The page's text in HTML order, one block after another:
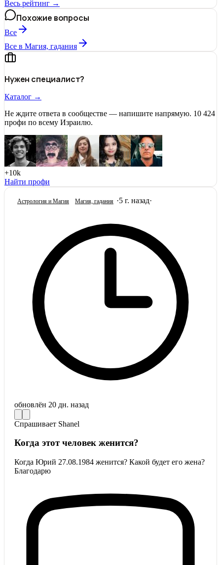
Весь рейтинг →
Похожие вопросы
Все
Все в Магия, гадания
Нужен специалист?
Каталог →
Не ждите ответа в сообществе — напишите напрямую. 10 424
профи по всему Израилю.
+10k
Найти профи
Астрология и Магия Магия, гадания ·5 г. назад·
обновлён 20 дн. назад
Спрашивает Shanel
Когда этот человек женится?
Когда Юрий 27.08.1984 женится? Какой будет его жена?
Благодарю